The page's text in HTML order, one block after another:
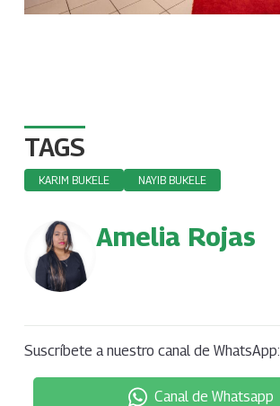
TAGS
KARIM BUKELE NAYIB BUKELE
Amelia Rojas
Suscríbete a nuestro canal de WhatsApp:
Canal de Whatsapp